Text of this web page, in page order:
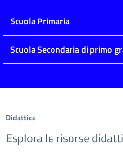
Scuola Primaria
Scuola Secondaria di primo
Didattica
Esplora le risorse